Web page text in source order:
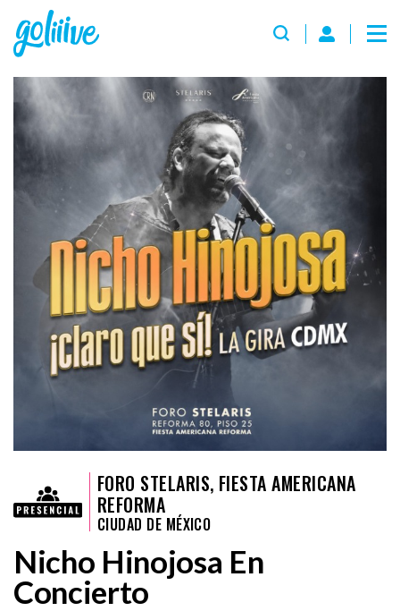
FORO STELARIS, FIESTA AMERICANA
REFORMA
CIUDAD DE MÉXICO
Nicho Hinojosa En
Concierto